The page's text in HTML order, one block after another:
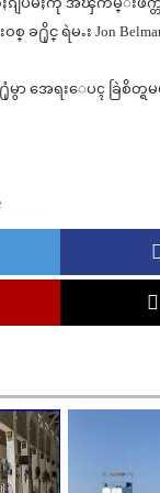
စ္ ခ႐ိုင္ ရဲမႉး Jon
မွာ အေရးေပၚ ခြဲစိတ္